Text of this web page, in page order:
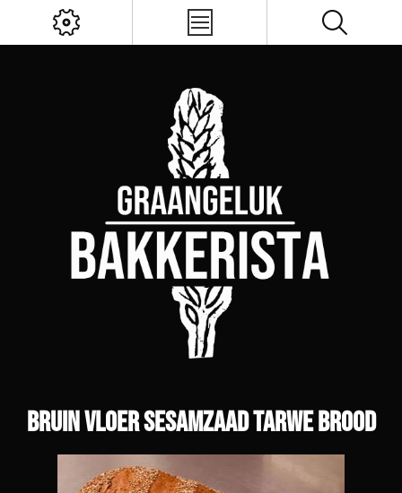
Bruin vloer sesamzaad tarwe brood